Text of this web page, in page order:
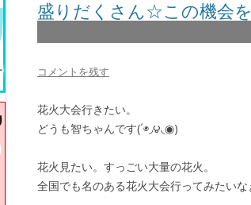
盛りだくさん☆この機会
コメントを残す
花火大会行きたい。
どうも智ちゃんです(´◉◞౪◟◉)
花火見たい。すっごい大量の花火。
全国でも名のある花火大会行ってみたいな